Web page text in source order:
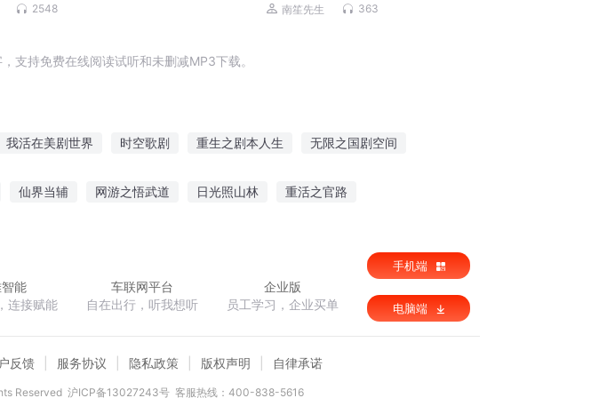
案 | 微恐怖 | 烧脑
2548 士流经典作品｜三集上瘾
南笙先生 363
支持免费在线阅读试听和未删减MP3下载。
我活在美剧世界 时空歌剧 重生之剧本人生 无限之国剧空间
仙界当辅 网游之悟武道 日光照山林 重活之官路
能
连接赋能
车联网平台
自在出行，听我想听
企业版
员工学习，企业买单
手机端
电脑端
反馈 服务协议 隐私政策 版权声明 自律承诺
Reserved 沪ICP备13027243号 客服热线：400-838-5616